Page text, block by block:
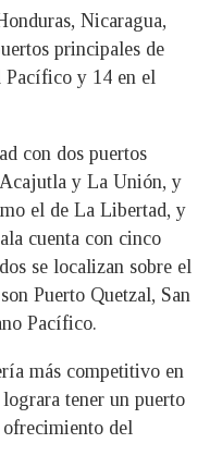
Nicaragua,
principales de
Pacífico y 14 en el
con dos puertos
y La Unión, y
el de La Libertad, y
cuenta con cinco
se localizan sobre el
Puerto Quetzal, San
Pacífico.
más competitivo en
tener un puerto
del